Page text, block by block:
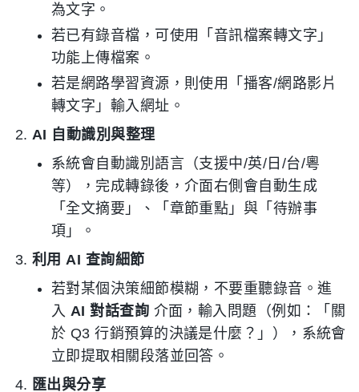
為文字。
若已有錄音檔，可使用「音訊檔案轉文字」
功能上傳檔案。
若是網路學習資源，則使用「播客/網路影片
轉文字」輸入網址。
AI 自動識別與整理
系統會自動識別語言（支援中/英/日/台/粵
等），完成轉錄後，介面右側會自動生成
「全文摘要」、「章節重點」與「待辦事
項」。
利用 AI 查詢細節
若對某個決策細節模糊，不要重聽錄音。進
入 AI 對話查詢 介面，輸入問題（例如：「關
於 Q3 行銷預算的決議是什麼？」），系統會
立即提取相關段落並回答。
匯出與分享